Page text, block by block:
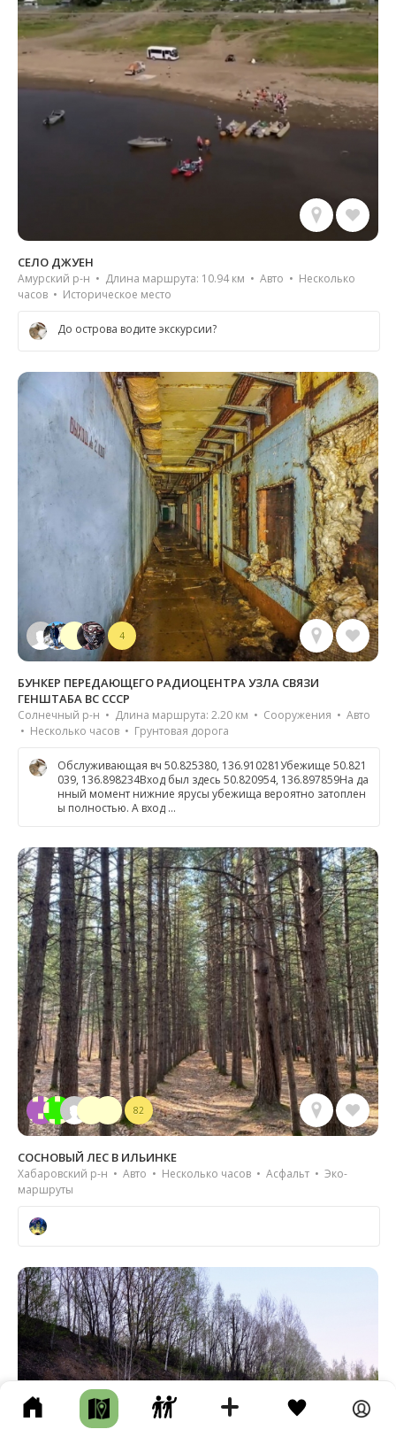
СЕЛО ДЖУЕН
Амурский р-н • Длина маршрута: 10.94 км • Авто • Несколько
часов • Историческое место
До острова водите экскурсии?
4
БУНКЕР ПЕРЕДАЮЩЕГО РАДИОЦЕНТРА УЗЛА СВЯЗИ
ГЕНШТАБА ВС СССР
Солнечный р-н • Длина маршрута: 2.20 км • Сооружения • Авто
• Несколько часов • Грунтовая дорога
Обслуживающая вч 50.825380, 136.910281Убежище 50.821
039, 136.898234Вход был здесь 50.820954, 136.897859На да
нный момент нижние ярусы убежища вероятно затоплен
ы полностью. А вход …
82
СОСНОВЫЙ ЛЕС В ИЛЬИНКЕ
Хабаровский р-н • Авто • Несколько часов • Асфальт • Эко-
маршруты